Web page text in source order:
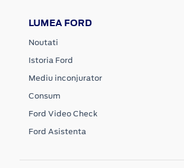
LUMEA FORD
Noutati
Istoria Ford
Mediu inconjurator
Consum
Ford Video Check
Ford Asistenta